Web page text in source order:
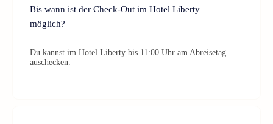
Bis wann ist der Check-Out im Hotel Liberty
möglich?
Du kannst im Hotel Liberty bis 11:00 Uhr am Abreisetag
auschecken.